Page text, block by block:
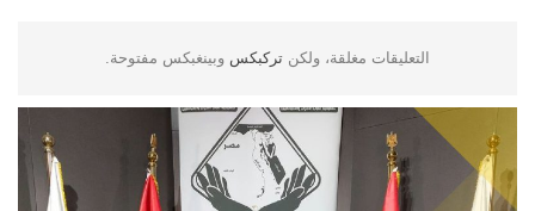
التعليقات مغلقة، ولكن تركبكس وبينغبكس مفتوحة.